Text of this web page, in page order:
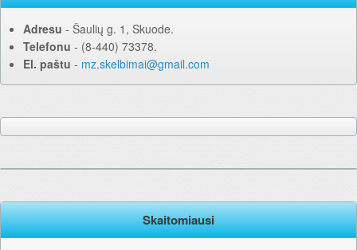
Adresu ‐ Šaulių g. 1, Skuode.
Telefonu ‐ (8-440) 73378.
El. paštu ‐ mz.skelbimai@gmail.com
Skaitomiausi